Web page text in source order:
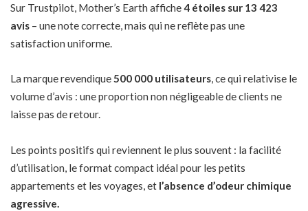
Sur Trustpilot, Mother’s Earth affiche4 étoiles sur 13 423
avis – une note correcte, mais qui ne reflète pas une
satisfaction uniforme.
La marque revendique500 000 utilisateurs, ce qui relativise le
volume d’avis : une proportion non négligeable de clients ne
laisse pas de retour.
Les points positifs qui reviennent le plus souvent : la facilité
d’utilisation, le format compact idéal pour les petits
appartements et les voyages, et l’absence d’odeur chimique
agressive.